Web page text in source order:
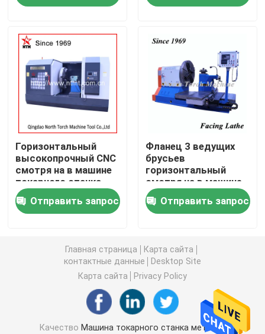
Смотреть на в машине токарного станка
Машина токарного станка крена поворачивая
сверхмощная машина токарного станка
Токарный станок фланца
Машина токарного станка CNC
Горизонтальная машина токарного станка
Машина вертикального токарного станка
обычная машина токарного станка
Горизонтальный
высокопрочный CNC
смотря на в машине
токарного станка
Отправить запрос
Фланец 3 ведущих
брусьев
горизонтальный
смотря на в машине
токарного станка
Отправить запрос
Главная страница
Карта сайта
контактные данные
Desktop Site
Карта сайта
Privacy Policy
Качество Машина токарного станка металла